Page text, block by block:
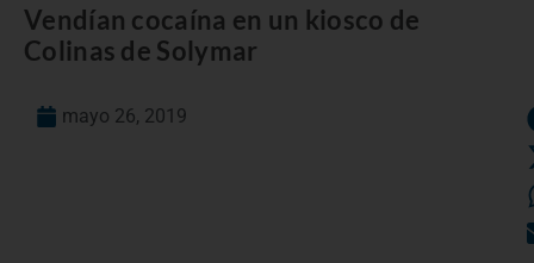
Vendían cocaína en un kiosco de
Colinas de Solymar
mayo 26, 2019